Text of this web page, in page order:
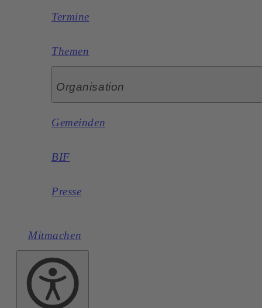
Termine
Themen
Organisation
Gemeinden
BIF
Presse
Mitmachen